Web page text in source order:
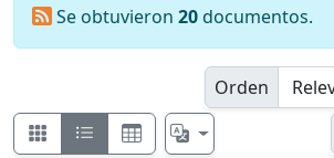
Se obtuvieron 20documentos.
Orden